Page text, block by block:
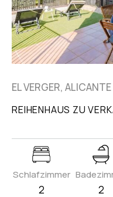
EL VERGER, ALICANTE
REIHENHAUS ZU
Schlafzimmer
2 2